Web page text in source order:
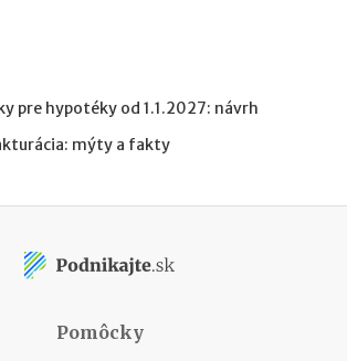
pre hypotéky od 1.1.2027: návrh
mýty a fakty
Pomôcky